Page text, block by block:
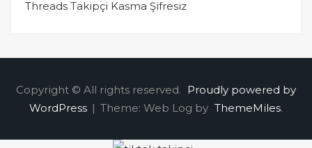
Threads Takipçi Kasma Şifresiz
Copyright © All rights reserved. Proudly powered by
WordPress | Theme: Web Log by ThemeMiles.